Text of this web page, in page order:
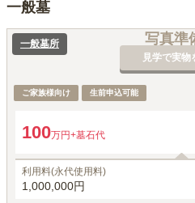
一般墓
写真準
見学で実物
一般墓所
ご家族様向け 生前申込可能
100万円+墓石代
利用料(永代使用料)
1,000,000円